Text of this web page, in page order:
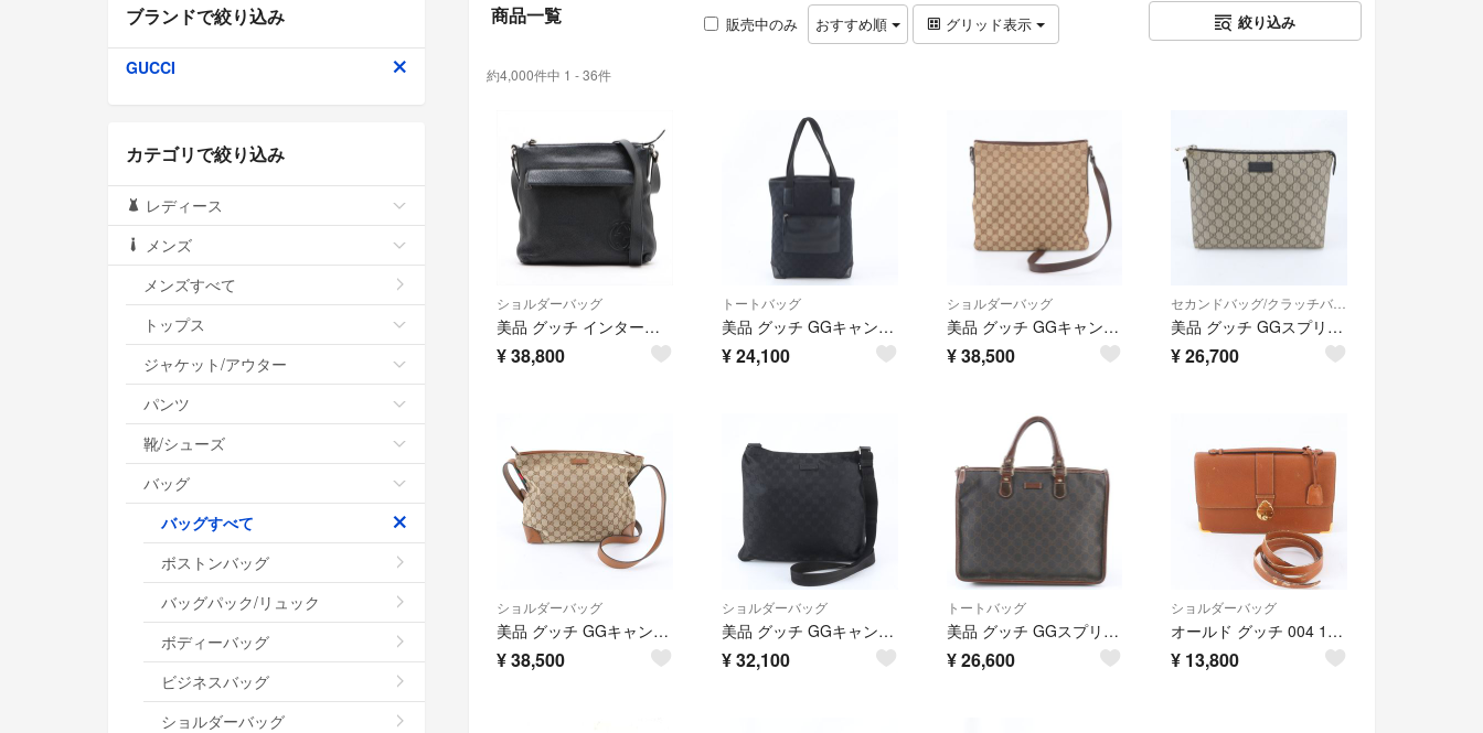
商品一覧 販売中のみ おすすめ順 グリッド表示 絞り込み
約4,000件中 1 - 36件
ショルダーバッグ
美品 グッチ インターロッキングG 322059 レザー ショルダーバッグ 斜め掛け メッセンジャー ブラック 黒 メンズ MMM EH100-8
¥38,800
トートバッグ
美品 グッチ GGキャンバス 019-0401 レザー トート バッグ ショルダー ビジネス 通勤 本革 黒 A4 メンズ レディース UUM EH42-10
¥24,100
ショルダーバッグ
美品 グッチ GGキャンバス 113013 レザー ショルダーバッグ 斜め掛け メッセンジャー ビジネス 通勤 ブラウン メンズ RIM EH22-1
¥38,500
セカンドバッグ/クラッチバッグ
美品 グッチ GGスプリーム 523293 レザー セカンドバッグ クラッチ ポーチ 通勤 ビジネス A4 メンズ WIM EH25-1
¥26,700
ショルダーバッグ
美品 グッチ GGキャンバス 337598 レザー ショルダーバッグ 斜め掛け メッセンジャー 通勤 A4 メンズ レディース WIM EH25-7
¥38,500
ショルダーバッグ
美品 グッチ GGキャンバス 132999 レザー ショルダーバッグ 斜め掛け メッセンジャー 通勤 ブラック 黒 メンズ RBM EG35-9
¥32,100
トートバッグ
美品 グッチ GGスプリーム 190259 レザー トート バッグ ショルダー ビジネス 通勤 書類鞄 ブラウン 茶色 A4 メンズ RIM EG24-8
¥26,600
ショルダーバッグ
オールド グッチ 004 14 0470 レザー 2WAY ショルダーバッグ 斜め掛け メッセンジャー 通勤 本革 ブラウン 茶色 メンズ RRM EH59-4
¥ 13,800
ブランドで絞り込み
GUCCI
カテゴリで絞り込み
レディース
メンズ
メンズすべて
トップス
ジャケット/アウター
パンツ
靴/シューズ
バッグ
バッグすべて
ボストンバッグ
バッグパック/リュック
ボディーバッグ
ビジネスバッグ
ショルダーバッグ